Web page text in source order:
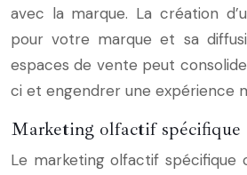
avec la marque. La création
pour votre marque et sa
espaces de vente peut
ci et engendrer une expérience
Marketing olfactif spécifique
Le marketing olfactif spécifique